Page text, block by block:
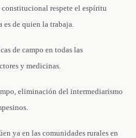
respete el espíritu
de quien la trabaja.
de campo en todas las
y medicinas.
eliminación del intermediarismo
ya en las comunidades rurales en